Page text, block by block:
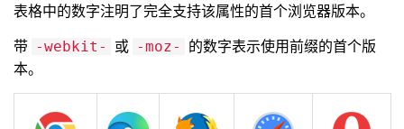
表格中的数字注明了完全支持该属性的首个浏览器版本。
带 -webkit- 或 -moz-
的数字表示使用前缀的首个版
本。